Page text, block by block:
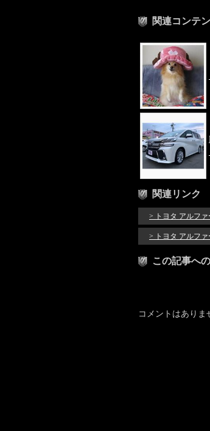
関連コンテ
関連リンク
> トヨタ アルファ
> トヨタ アルフ
この記事へ
コメントはありま